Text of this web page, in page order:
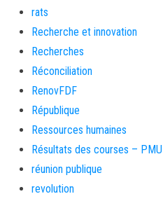
rats
Recherche et innovation
Recherches
Réconciliation
RenovFDF
République
Ressources humaines
Résultats des courses – PMU
réunion publique
revolution